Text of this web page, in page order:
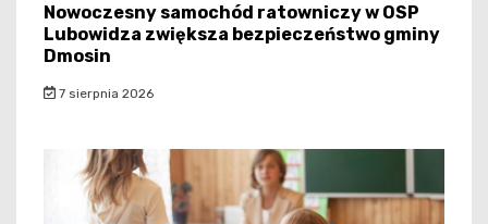
Nowoczesny samochód ratowniczy w OSP
Lubowidza zwiększa bezpieczeństwo gminy
Dmosin
7 sierpnia 2026